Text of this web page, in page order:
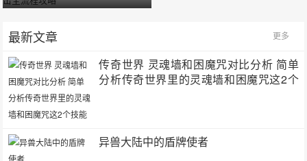
最新文章 更多
传奇世界 灵魂墙和困魔咒对比分析 简单
分析传奇世界里的灵魂墙和困魔咒这2个
异兽大陆中的盾牌使者